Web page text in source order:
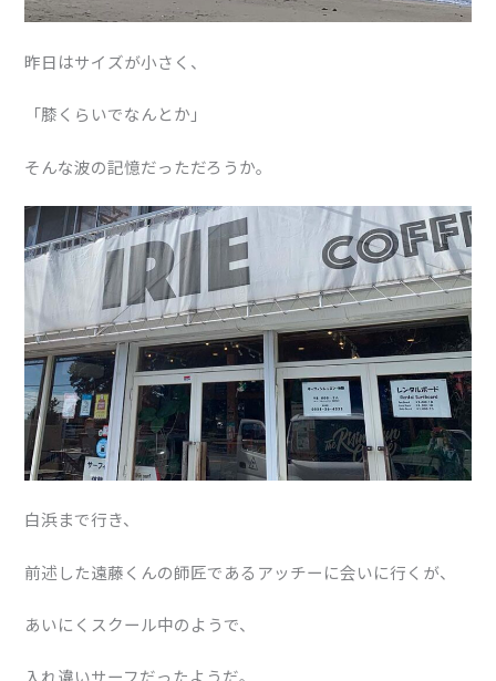
昨日はサイズが小さく、
「膝くらいでなんとか」
そんな波の記憶だっただろうか。
白浜まで行き、
前述した遠藤くんの師匠であるアッチーに会いに行くが、
あいにくスクール中のようで、